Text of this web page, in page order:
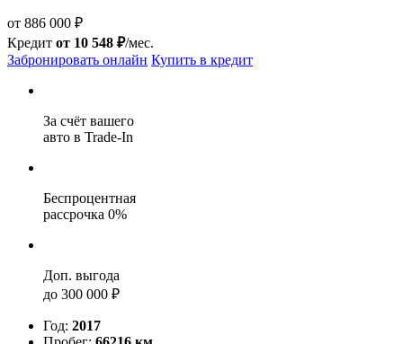
от 886 000 ₽
Кредит от 10 548 ₽/мес.
Забронировать онлайн Купить в кредит
За cчёт вашего
авто в Trade-In
Беспроцентная
рассрочка 0%
Доп. выгода
до 300 000 ₽
Год: 2017